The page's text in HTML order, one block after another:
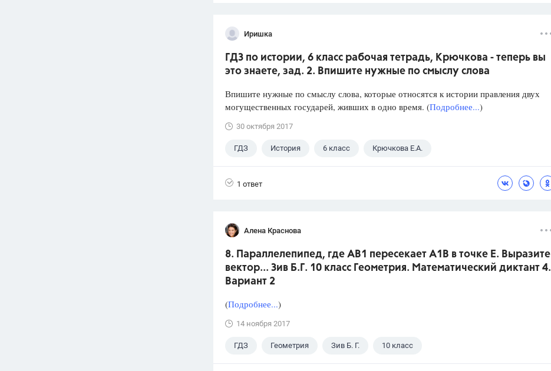
Иришка
ГДЗ по истории, 6 класс рабочая тетрадь, Крючкова - теперь вы
это знаете, зад. 2. Впишите нужные по смыслу слова
Впишите нужные по смыслу слова, которые относятся к истории правления двух
могущественных государей, живших в одно время. (Подробнее...)
30 октября 2017
ГДЗ История 6 класс Крючкова Е.А.
1 ответ
Алена Краснова
8. Параллелепипед, где АВ1 пересекает А1В в точке Е. Выразите
вектор... Зив Б.Г. 10 класс Геометрия. Математический диктант 4.
Вариант 2
(Подробнее...)
14 ноября 2017
ГДЗ Геометрия Зив Б. Г. 10 класс